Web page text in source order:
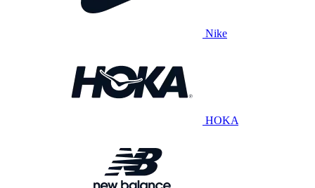
Nike
HOKA